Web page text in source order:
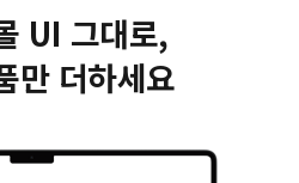
UI 그대로,
만 더하세요